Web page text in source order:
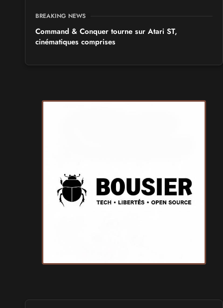
BREAKING NEWS
Command & Conquer tourne sur Atari ST,
cinématiques comprises